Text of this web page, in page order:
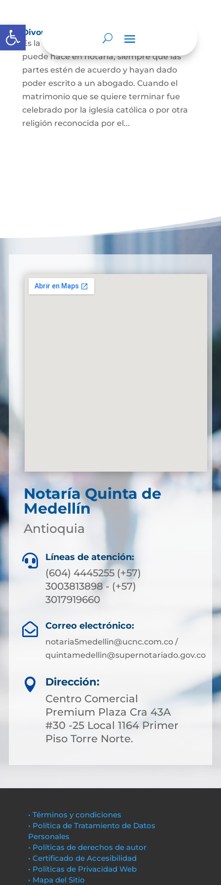
Abrir barra de herramientas
Divorcio
Es la terminación del Matrimonio Civil y se
puede hace en notaría, siempre que las
partes estén de acuerdo y hayan dado
poder escrito a un abogado. Cuando el
matrimonio que se quiere terminar fue
celebrado por la iglesia católica o por otra
religión reconocida por el...
Notaría Quinta de
Medellín
Antioquia
 Líneas de atención:
(604) 4445255 (+57)
3003813898 - (+57)
3017919660
 Correo electrónico:
notaria5medellin@ucnc.com.co /
quintamedellin@supernotariado.gov.co

Dirección:
Centro Comercial
Premium Plaza Cra 43A
#30 -25 Local 1164 Primer
Piso Torre Norte.
• Términos y condiciones
• Política de Tratamiento de Datos
Personales
• Políticas de derechos de autor
• Certificado de Accesibilidad
• Políticas de Privacidad Web
• Mapa del Sitio